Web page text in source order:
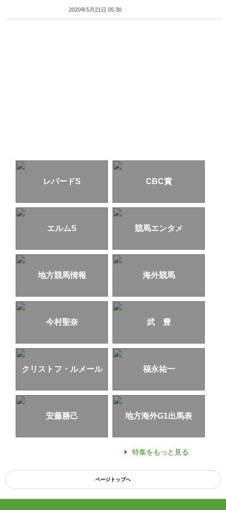
2020年5月21日 05:30
レパードS CBC賞
エルムS 競馬エンタメ
地方競馬情報 海外競馬
今村聖奈 武 豊
クリストフ・ルメール 福永祐一
安藤勝己 地方海外G1出馬表
特集をもっと見る
ページトップへ